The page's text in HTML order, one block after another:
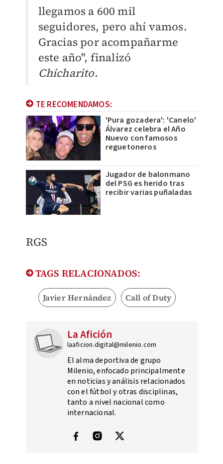
llegamos a 600 mil
seguidores, pero ahí vamos.
Gracias por acompañarme
este año", finalizó
Chicharito.
TE RECOMENDAMOS:
'Pura gozadera': 'Canelo'
Álvarez celebra el Año
Nuevo con famosos
reguetoneros
Jugador de balonmano
del PSG es herido tras
recibir varias puñaladas
RGS
TAGS RELACIONADOS:
Javier Hernández Call of Duty
La Afición
laaficion.digital@milenio.com
El alma deportiva de grupo
Milenio, enfocado principalmente
en noticias y análisis relacionados
con el fútbol y otras disciplinas,
tanto a nivel nacional como
internacional.